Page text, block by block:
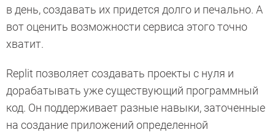
в день, создавать их придется долго и печально. А
вот оценить возможности сервиса этого точно
хватит.
Replit позволяет создавать проекты с нуля и
дорабатывать уже существующий программный
код. Он поддерживает разные навыки, заточенные
на создание приложений определенной